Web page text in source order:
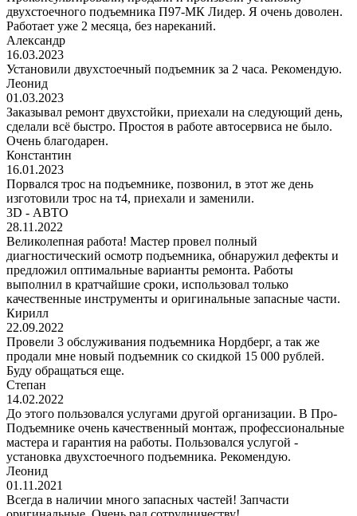
двухстоечного подъемника П97-МК Лидер. Я очень доволен.
Работает уже 2 месяца, без нареканий.
Александр
16.03.2023
Установили двухстоечный подъемник за 2 часа. Рекомендую.
Леонид
01.03.2023
Заказывал ремонт двухстойки, приехали на следующий день,
сделали всё быстро. Простоя в работе автосервиса не было.
Очень благодарен.
Константин
16.01.2023
Порвался трос на подъемнике, позвонил, в этот же день
изготовили трос на т4, приехали и заменили.
3D - АВТО
28.11.2022
Великолепная работа! Мастер провел полный
диагностический осмотр подъемника, обнаружил дефекты и
предложил оптимальные варианты ремонта. Работы
выполнил в кратчайшие сроки, использовал только
качественные инструменты и оригинальные запасные части.
Кирилл
22.09.2022
Провели 3 обслуживания подъемника Нордберг, а так же
продали мне новый подъемник со скидкой 15 000 рублей.
Буду обращаться еще.
Степан
14.02.2022
До этого пользовался услугами другой организации. В Про-
Подъемнике очень качественный монтаж, профессиональные
мастера и гарантия на работы. Пользовался услугой -
установка двухстоечного подъемника. Рекомендую.
Леонид
01.11.2021
Всегда в наличии много запасных частей! Запчасти